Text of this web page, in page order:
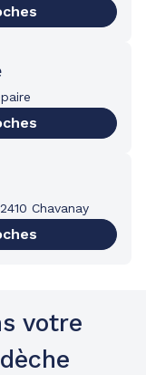
Chavanay
votre